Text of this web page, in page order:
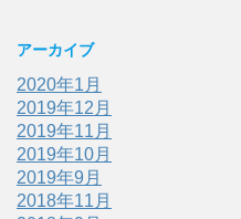
アーカイブ
2020年1月
2019年12月
2019年11月
2019年10月
2019年9月
2018年11月